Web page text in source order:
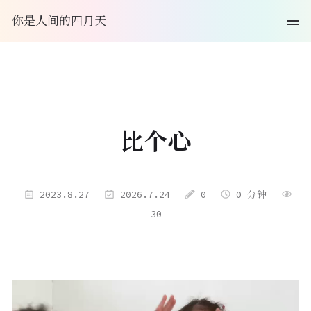
你是人间的四月天
比个心
2023.8.27 2026.7.24 0
0 分钟
30